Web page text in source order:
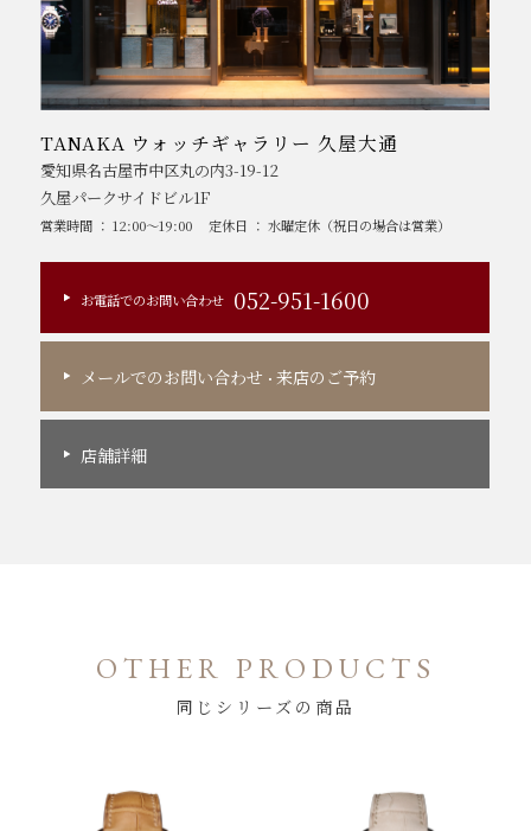
TANAKA ウォッチギャラリー 久屋大通
愛知県名古屋市中区丸の内3-19-12
久屋パークサイドビル1F
営業時間 ： 12:00～19:00 定休日 ： 水曜定休（祝日の場合は営業）
お電話でのお問い合わせ 052-951-1600
メールでのお問い合わせ ・来店のご予約
店舗詳細
OTHER PRODUCTS
同じシリーズの商品